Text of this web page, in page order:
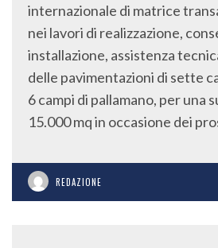
internazionale di matrice
nei lavori di realizzazione,
installazione, assistenza
delle pavimentazioni di sette
6 campi di pallamano, per una
15.000 mq in occasione dei
REDAZIONE